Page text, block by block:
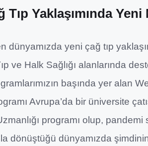
Tıp Yaklaşımında
dünyamızda yeni çağ tıp
ve Halk Sağlığı alanlarında
başında yer alan
Avrupa’da bir üniversite
programı olup, pandemi
dönüştüğü dünyamızda